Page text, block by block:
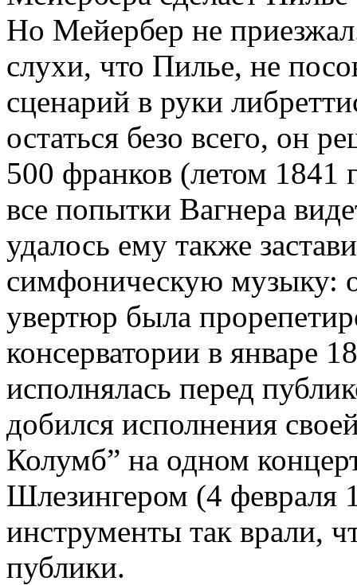
Но Мейербер не
слухи, что Пилье, не
сценарий в руки
остаться безо всего, он
500 франков (летом 1841
все попытки Вагнера
удалось ему также
симфоническую музыку:
увертюр была
консерватории в январе
исполнялась перед
добился исполнения
Колумб” на одном
Шлезингером (4 февраля
инструменты так врали,
публики.